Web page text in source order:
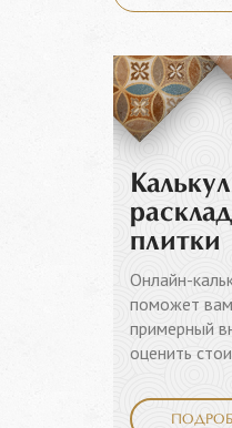
плитки
Онлайн-
поможет
примерный
оценить